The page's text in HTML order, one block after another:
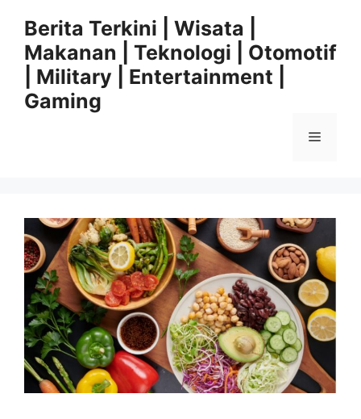
Berita Terkini | Wisata |
Makanan | Teknologi | Otomotif
| Military | Entertainment |
Gaming
Menu